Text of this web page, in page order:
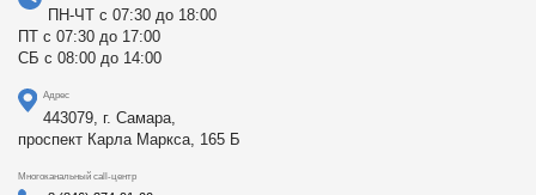
ПН-ЧТ с 07:30 до 18:00
ПТ с 07:30 до 17:00
СБ с 08:00 до 14:00
Адрес
443079, г. Самара,
проспект Карла Маркса, 165 Б
Многоканальный call-центр